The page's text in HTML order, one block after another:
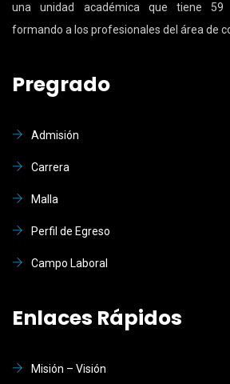
una unidad académica que tiene 59
formando a los profesionales del área de
Pregrado
Admisión
Carrera
Malla
Perfil de Egreso
Campo Laboral
Enlaces Rápidos
Misión – Visión